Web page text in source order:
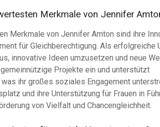
Merkmale von Jennifer
Merkmale von Jennifer Amton sind ihre
für Gleichberechtigung. Als erfolgreiche
innovative Ideen umzusetzen und neue
Projekte ein und unterstützt
ihr großes soziales Engagement
und ihre Unterstützung für Frauen in
von Vielfalt und Chancengleichheit.